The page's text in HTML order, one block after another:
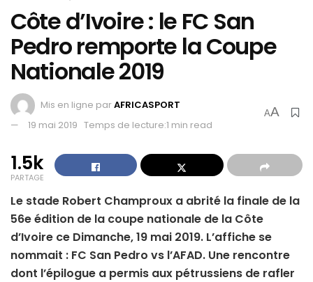
Côte d’Ivoire : le FC San
Pedro remporte la Coupe
Nationale 2019
Mis en ligne parAFRICASPORT
19 mai 2019 Temps de lecture:1 min read
AA
1.5k
PARTAGE
Le stade Robert Champroux a abrité la finale de la
56e édition de la coupe nationale de la Côte
d’Ivoire ce Dimanche, 19 mai 2019. L’affiche se
nommait : FC San Pedro vs l’AFAD. Une rencontre
dont l’épilogue a permis aux pétrussiens de rafler